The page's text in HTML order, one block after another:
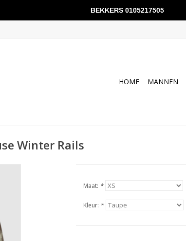
HOME MANNEN
Winter Rails
Maat: *
Kleur: *
BEKKERS 0105217505